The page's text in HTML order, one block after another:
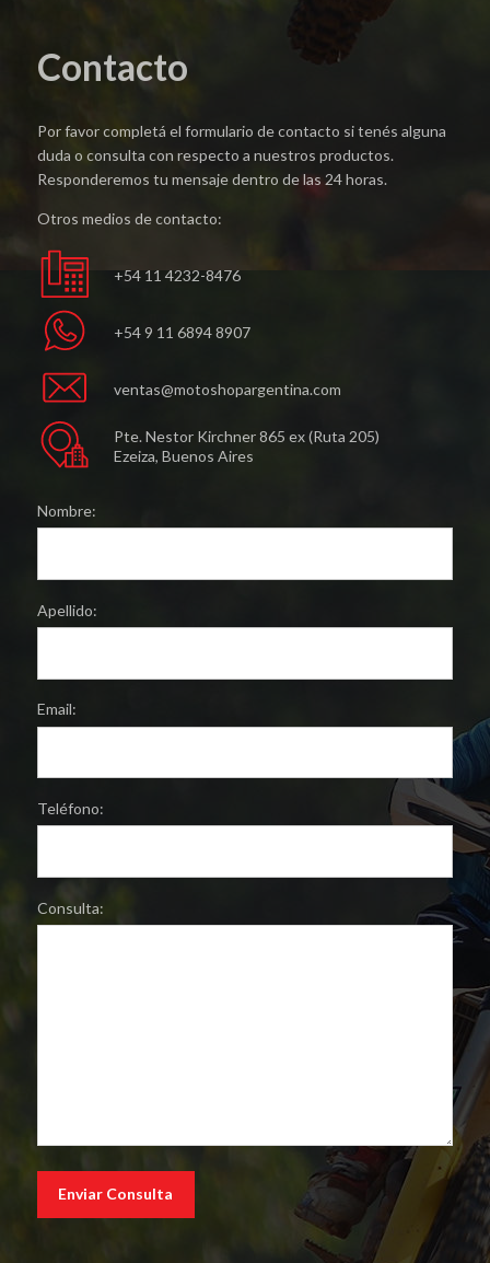
Contacto
Por favor completá el formulario de contacto si tenés alguna
duda o consulta con respecto a nuestros productos.
Responderemos tu mensaje dentro de las 24 horas.
Otros medios de contacto:
+54 11 4232-8476
+54 9 11 6894 8907
ventas@motoshopargentina.com
Pte. Nestor Kirchner 865 ex (Ruta 205)
Ezeiza, Buenos Aires
Nombre:
Apellido:
Email:
Teléfono:
Consulta: